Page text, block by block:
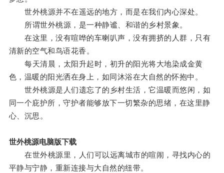
世外桃源并不在遥远的地方，而是在我们内心深处。
所谓世外桃源，是一种静谧、和谐的乡村景象。
在这里，没有喧哗的车喇叭声，没有拥挤的人群，只有
清新的空气和鸟语花香。
每天清晨，太阳升起时，初升的阳光将大地染成金黄
色，温暖的阳光洒在身上，如同沐浴在大自然的怀抱中。
世外桃源是人们遗忘了的乡村生活，它温暖而悠闲，如
同一个庇护所，守护者能够放下一切繁杂的思绪，在这里静
心、沉思。
世外桃源电脑版下载
在世外桃源里，人们可以远离城市的喧闹，寻找内心的
平静与宁静，重新连接与大自然的纽带。